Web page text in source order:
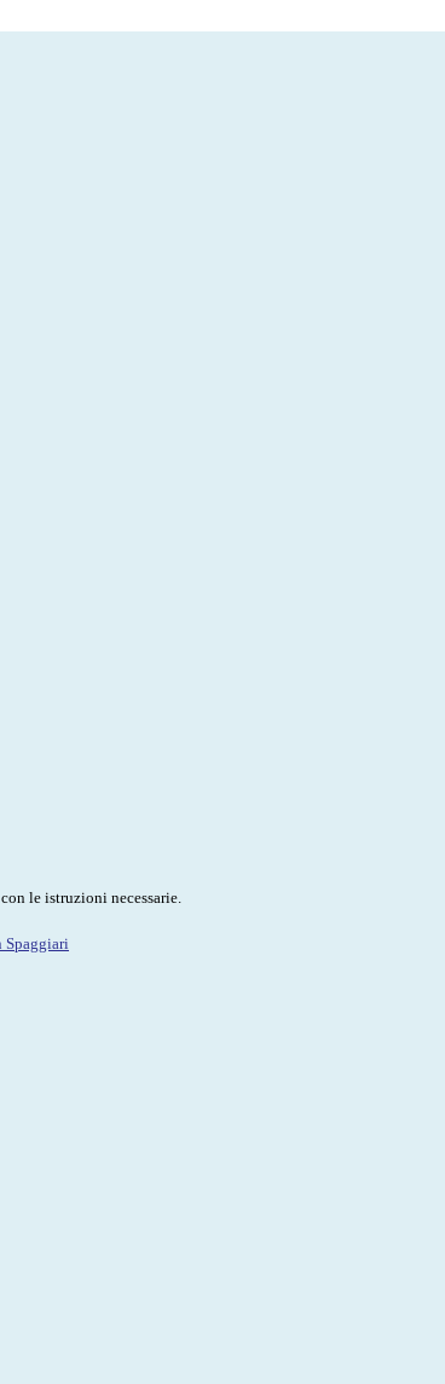
le istruzioni necessarie.
Spaggiari